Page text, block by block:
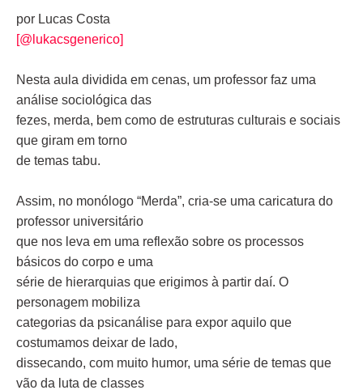
por Lucas Costa
[@lukacsgenerico]
Nesta aula dividida em cenas, um professor faz uma
análise sociológica das
fezes, merda, bem como de estruturas culturais e sociais
que giram em torno
de temas tabu.
Assim, no monólogo “Merda”, cria-se uma caricatura do
professor universitário
que nos leva em uma reflexão sobre os processos
básicos do corpo e uma
série de hierarquias que erigimos à partir daí. O
personagem mobiliza
categorias da psicanálise para expor aquilo que
costumamos deixar de lado,
dissecando, com muito humor, uma série de temas que
vão da luta de classes